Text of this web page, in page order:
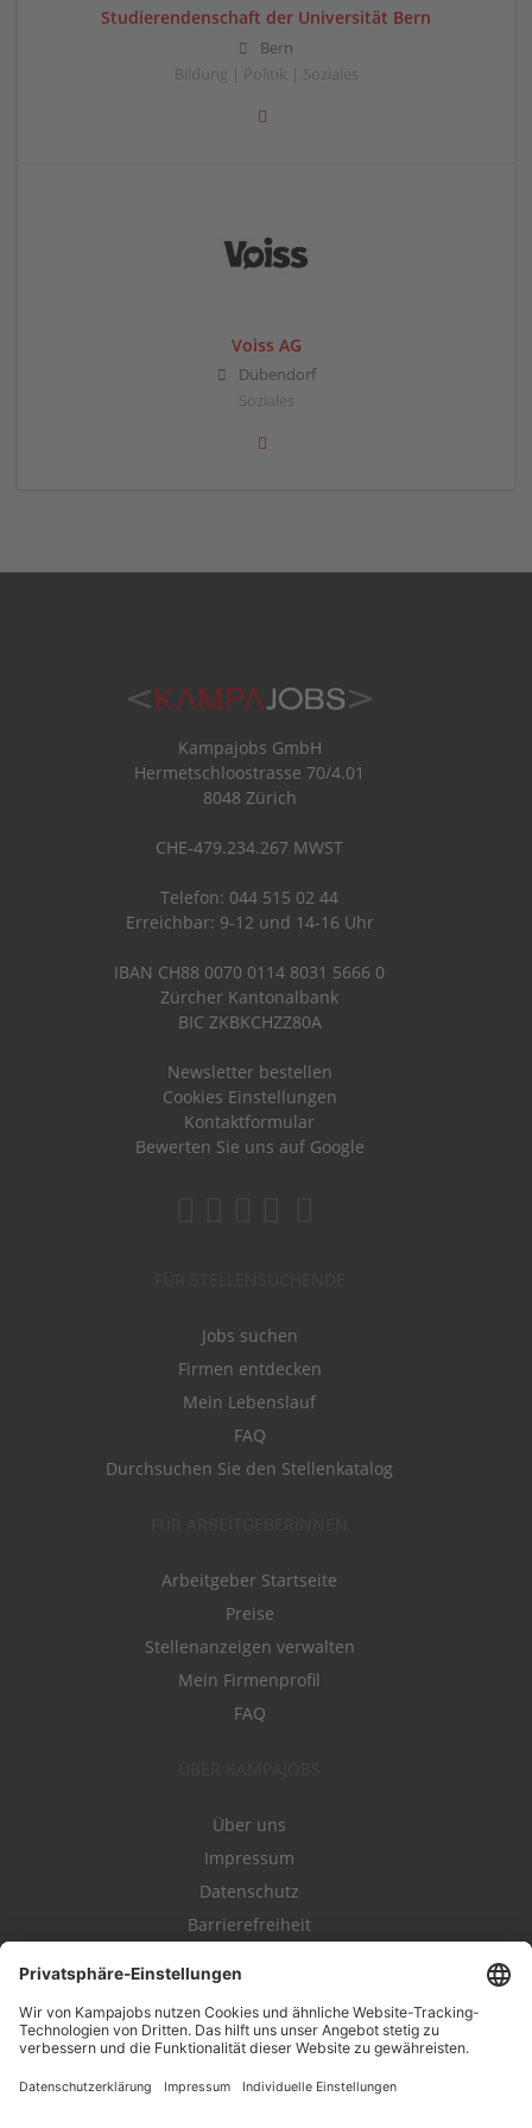
Studierendenschaft der Universität Bern
Bern
Bildung | Politik | Soziales
Voiss AG
Dübendorf
Soziales
Kampajobs GmbH
Hermetschloostrasse 70/4.01
8048 Zürich
CHE-479.234.267 MWST
Telefon: 044 515 02 44
Erreichbar: 9-12 und 14-16 Uhr
IBAN CH88 0070 0114 8031 5666 0
Zürcher Kantonalbank
BIC ZKBKCHZZ80A
Newsletter bestellen
Cookies Einstellungen
Kontaktformular
Bewerten Sie uns auf Google
Jobs suchen
Firmen entdecken
Mein Lebenslauf
FAQ
Durchsuchen Sie den Stellenkatalog
Arbeitgeber Startseite
Preise
Stellenanzeigen verwalten
Mein Firmenprofil
FAQ
Über uns
Impressum
Datenschutz
Barrierefreiheit
Kampahire
Kampagnenforum
LeadNow